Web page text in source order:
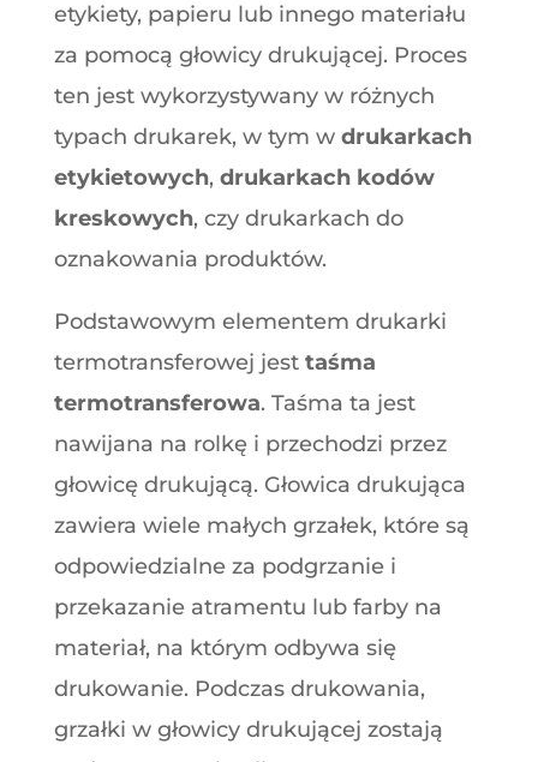
etykiety, papieru lub innego materiału
za pomocą głowicy drukującej. Proces
ten jest wykorzystywany w różnych
typach drukarek, w tym wdrukarkach
etykietowych, drukarkach kodów
kreskowych, czy drukarkach do
oznakowania produktów.
Podstawowym elementem drukarki
termotransferowej jest taśma
termotransferowa. Taśma ta jest
nawijana na rolkę i przechodzi przez
głowicę drukującą. Głowica drukująca
zawiera wiele małych grzałek, które są
odpowiedzialne za podgrzanie i
przekazanie atramentu lub farby na
materiał, na którym odbywa się
drukowanie. Podczas drukowania,
grzałki w głowicy drukującej zostają